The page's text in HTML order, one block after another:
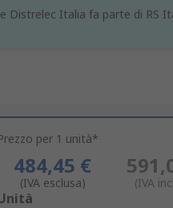
Distrelec Italia fa parte di RS
per 1 unità*
484,45 €
(IVA esclusa) (IVA